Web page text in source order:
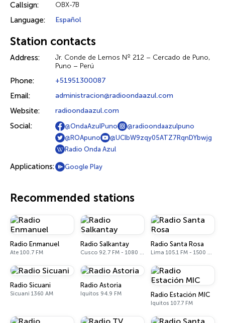
Callsign: OBX-7B
Language: Español
Station contacts
Address:
Jr. Conde de Lemos Nº 212 – Cercado de Puno,
Puno – Perú
Phone: +51951300087
Email: administracion@radioondaazul.com
Website: radioondaazul.com
Social: @OndaAzulPuno
@radioondaazulpuno
@ROApuno
@UClbW9zqy05ATZ7RqnDYbwjg
Radio Onda Azul
Applications: Google Play
Recommended stations
Radio Enmanuel
Ate 100.7 FM
Radio Salkantay
Cusco 92.7 FM - 1080 AM
Radio Santa Rosa
Lima 105.1 FM - 1500 AM
Radio Sicuani
Sicuani 1360 AM
Radio Astoria
Iquitos 94.9 FM Radio Estación MIC
Iquitos 107.7 FM